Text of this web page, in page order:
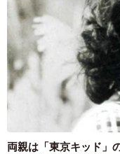
両親は「東京キッド」